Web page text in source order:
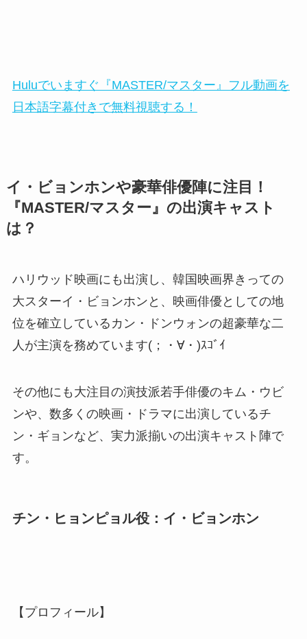
Huluでいますぐ『MASTER/マスター』フル動画を
日本語字幕付きで無料視聴する！
イ・ビョンホンや豪華俳優陣に注目！
『MASTER/マスター』の出演キャスト
は？
ハリウッド映画にも出演し、韓国映画界きっての
大スターイ・ビョンホンと、映画俳優としての地
位を確立しているカン・ドンウォンの超豪華な二
人が主演を務めています(；・∀・)ｽｺﾞｲ
その他にも大注目の演技派若手俳優のキム・ウビ
ンや、数多くの映画・ドラマに出演しているチ
ン・ギョンなど、実力派揃いの出演キャスト陣で
す。
チン・ヒョンピョル役：イ・ビョンホン
【プロフィール】